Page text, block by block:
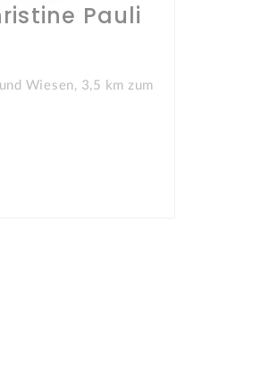
Pauli
Wiesen, 3,5 km zum